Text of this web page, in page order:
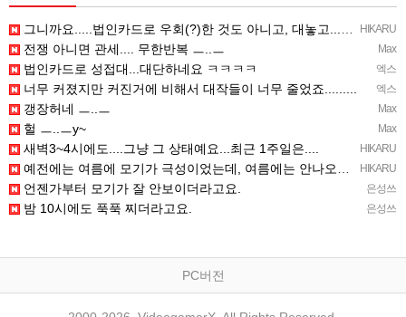
HIKARU
그니까요.....법인카드로 우회(?)한 것도 아니고, 대놓고...ㅋ ㅋ)
Max
전쟁 아니면 관세.... 무한반복 ㅡ..ㅡ
엑스
법인카드로 성접대...대단하네요 ㅋㅋㅋㅋ
엑스
너무 커졌지만 커진거에 비해서 대작들이 너무 줄었죠.........
Max
갱장허네 ㅡ..ㅡ
Max
헐 ㅡ..ㅡy~
HIKARU
새벽3~4시에도....그냥 그 상태예요...최근 1주일은....
HIKARU
예전에는 여름에 모기가 극성이었는데, 여름에는 안나오는 것 같은.....ㅎ ㅎ)
은성쓰
언젠가부터 모기가 잘 안보이더라고요.
은성쓰
밤 10시에도 푹푹 찌더라고요.
PC버전